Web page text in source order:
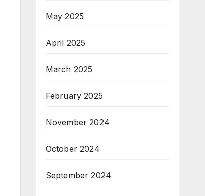
May 2025
April 2025
March 2025
February 2025
November 2024
October 2024
September 2024